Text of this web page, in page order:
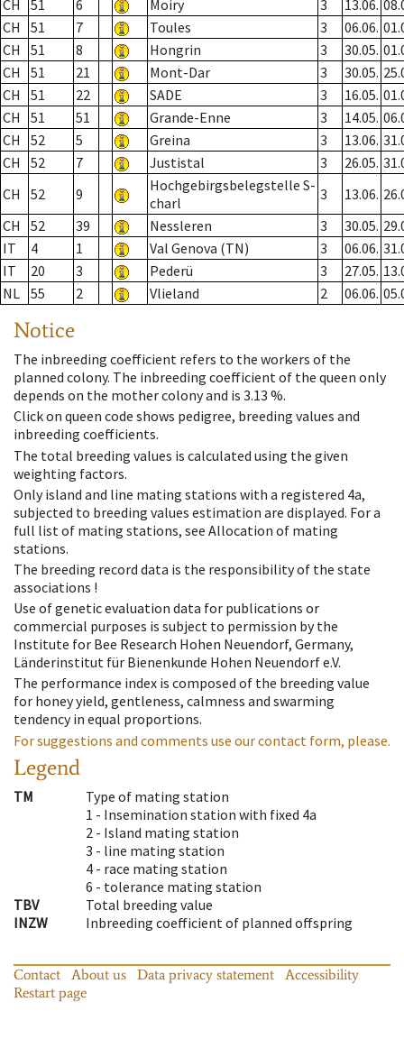
CH 51 6 Moiry 3 13.06.
CH
51 7 Toules 3 06.06.
CH
51 8 Hongrin 3 30.05.
CH
51 21 Mont-Dar 3 30.05.
CH
51 22 SADE 3 16.05.
CH
51 51 Grande-Enne 3 14.05.
CH
52 5 Greina 3 13.06.
CH
52 7 Justistal 3 26.05.
CH
52 9
Hochgebirgsbelegstelle S-
charl
3 13.06.
CH
52 39 Nessleren 3 30.05.
IT
4 1 Val Genova (TN) 3 06.06.
IT
20 3 Pederü 3 27.05.
NL 55 2 Vlieland 2 06.06.
Notice
The inbreeding coefficient refers to the workers of the
planned colony. The inbreeding coefficient of the queen only
depends on the mother colony and is 3.13 %.
Click on queen code shows pedigree, breeding values and
inbreeding coefficients.
The total breeding values is calculated using the given
weighting factors.
Only island and line mating stations with a registered 4a,
subjected to breeding values estimation are displayed. For a
full list of mating stations, see Allocation of mating
stations.
The breeding record data is the responsibility of the state
associations !
Use of genetic evaluation data for publications or
commercial purposes is subject to permission by the
Institute for Bee Research Hohen Neuendorf, Germany,
Länderinstitut für Bienenkunde Hohen Neuendorf e.V.
The performance index is composed of the breeding value
for honey yield, gentleness, calmness and swarming
tendency in equal proportions.
For suggestions and comments use our contact form, please.
Legend
TM
Type of mating station
1 - Insemination station with fixed 4a
2 - Island mating station
3 - line mating station
4 - race mating station
6 - tolerance mating station
TBV
Total breeding value
INZW
Inbreeding coefficient of planned offspring
Contact About us Data privacy statement
Accessibility
Restart page